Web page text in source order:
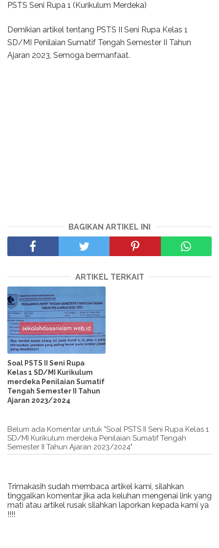
PSTS Seni Rupa 1 (Kurikulum Merdeka)
Demikian artikel tentang PSTS II Seni Rupa Kelas 1
SD/MI Penilaian Sumatif Tengah Semester II Tahun
Ajaran 2023, Semoga bermanfaat.
BAGIKAN ARTIKEL INI
ARTIKEL TERKAIT
Soal PSTS II Seni Rupa
Kelas 1 SD/MI Kurikulum
merdeka Penilaian Sumatif
Tengah Semester II Tahun
Ajaran 2023/2024
Belum ada Komentar untuk "Soal PSTS II Seni Rupa Kelas 1
SD/MI Kurikulum merdeka Penilaian Sumatif Tengah
Semester II Tahun Ajaran 2023/2024"
Trimakasih sudah membaca artikel kami, silahkan
tinggalkan komentar jika ada keluhan mengenai link yang
mati atau artikel rusak silahkan laporkan kepada kami ya
!!!!